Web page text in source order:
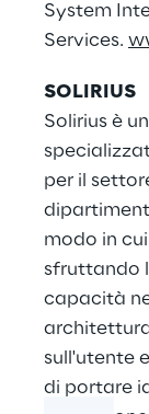
System
Services.
SOLIRIUS
Solirius è
per il
modo in
sfruttando
capacità
sull'utente
di portare